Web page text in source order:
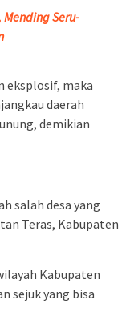
Seru-
eksplosif, maka
daerah
demikian
salah desa yang
Teras, Kabupaten
Kabupaten
sejuk yang bisa